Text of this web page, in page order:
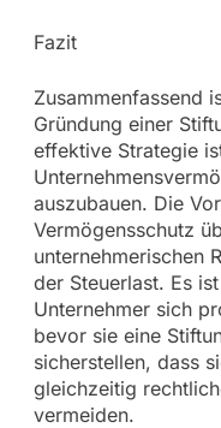
Fazit
Zusammenfassend
Gründung einer
effektive Strategie
auszubauen. Die
Vermögensschutz
unternehmerischen
der Steuerlast. Es
Unternehmer sich
bevor sie eine
sicherstellen, dass
gleichzeitig
vermeiden.